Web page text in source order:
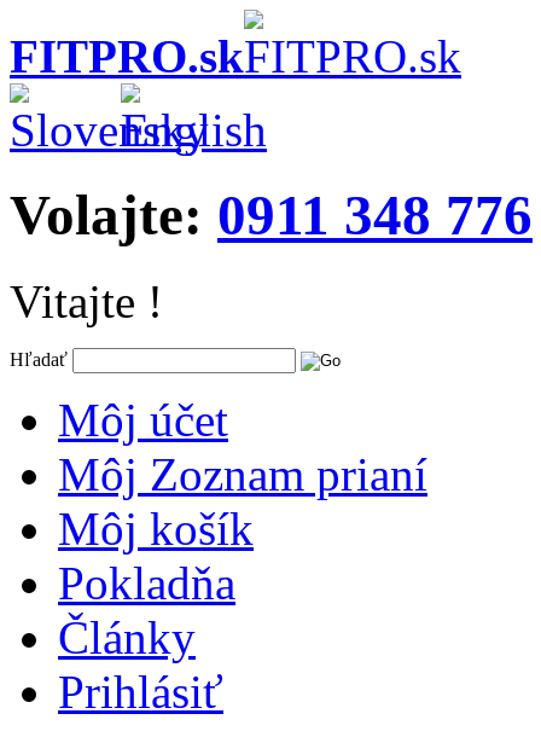
FITPRO.sk
Volajte: 0911 348 776
Vitajte !
Hľadať
Môj účet
Môj Zoznam prianí
Môj košík
Pokladňa
Články
Prihlásiť